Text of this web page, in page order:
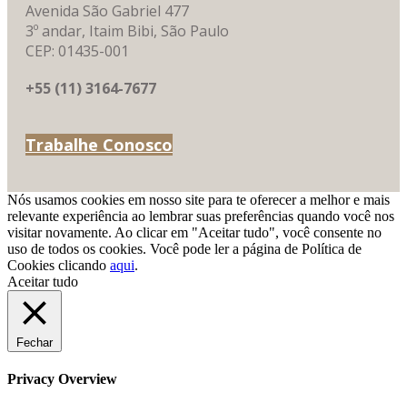
Avenida São Gabriel 477
3º andar, Itaim Bibi, São Paulo
CEP: 01435-001
+55 (11) 3164-7677
Trabalhe Conosco
Nós usamos cookies em nosso site para te oferecer a melhor e mais
relevante experiência ao lembrar suas preferências quando você nos
visitar novamente. Ao clicar em "Aceitar tudo", você consente no
uso de todos os cookies. Você pode ler a página de Política de
Cookies clicando aqui.
Aceitar tudo
Fechar
Privacy Overview